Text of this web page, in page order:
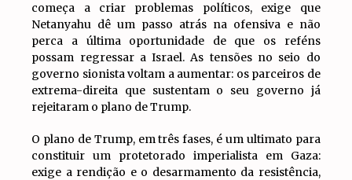
começa a criar problemas políticos, exige que
Netanyahu dê um passo atrás na ofensiva e não
perca a última oportunidade de que os reféns
possam regressar a Israel. As tensões no seio do
governo sionista voltam a aumentar: os parceiros de
extrema-direita que sustentam o seu governo já
rejeitaram o plano de Trump.
O plano de Trump, em três fases, é um ultimato para
constituir um protetorado imperialista em Gaza:
exige a rendição e o desarmamento da resistência,